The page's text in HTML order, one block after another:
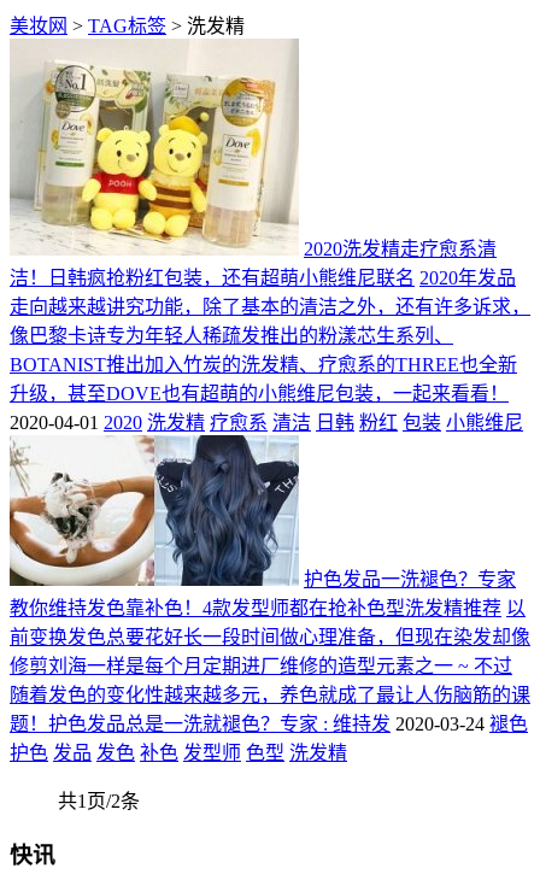
美妆网 > TAG标签 > 洗发精
2020洗发精走疗愈系清
洁！日韩疯抢粉红包装，还有超萌小熊维尼联名 2020年发品
走向越来越讲究功能，除了基本的清洁之外，还有许多诉求，
像巴黎卡诗专为年轻人稀疏发推出的粉漾芯生系列、
BOTANIST推出加入竹炭的洗发精、疗愈系的THREE也全新
升级，甚至DOVE也有超萌的小熊维尼包装，一起来看看！
2020-04-01 2020 洗发精 疗愈系 清洁 日韩 粉红 包装 小熊维尼
护色发品一洗褪色？专家
教你维持发色靠补色！4款发型师都在抢补色型洗发精推荐 以
前变换发色总要花好长一段时间做心理准备，但现在染发却像
修剪刘海一样是每个月定期进厂维修的造型元素之一 ~ 不过
随着发色的变化性越来越多元，养色就成了最让人伤脑筋的课
题！护色发品总是一洗就褪色？专家 : 维持发 2020-03-24 褪色
护色 发品 发色 补色 发型师 色型 洗发精
共1页/2条
快讯